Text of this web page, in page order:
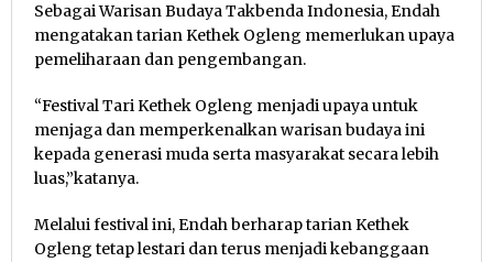
Sebagai Warisan Budaya Takbenda Indonesia, Endah
mengatakan tarian Kethek Ogleng memerlukan upaya
pemeliharaan dan pengembangan.
“Festival Tari Kethek Ogleng menjadi upaya untuk
menjaga dan memperkenalkan warisan budaya ini
kepada generasi muda serta masyarakat secara lebih
luas,”katanya.
Melalui festival ini, Endah berharap tarian Kethek
Ogleng tetap lestari dan terus menjadi kebanggaan